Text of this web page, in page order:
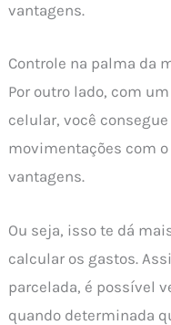
vantagens.
Controle na palma da
Por outro lado, com
celular, você
movimentações com o
vantagens.
Ou seja, isso te dá
calcular os gastos.
parcelada, é possível
quando determinada